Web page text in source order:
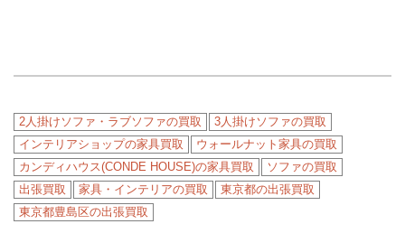
2人掛けソファ・ラブソファの買取
3人掛けソファの買取
インテリアショップの家具買取
ウォールナット家具の買取
カンディハウス(CONDE HOUSE)の家具買取
ソファの買取
出張買取
家具・インテリアの買取
東京都の出張買取
東京都豊島区の出張買取